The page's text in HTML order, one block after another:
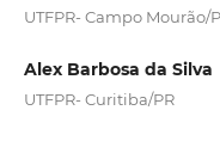
UTFPR- Campo Mourão/
Alex Barbosa da Silva
UTFPR- Curitiba/PR